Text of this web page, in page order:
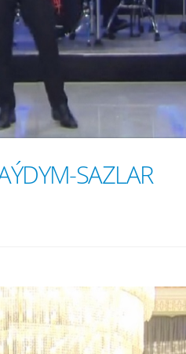
SAZLAR